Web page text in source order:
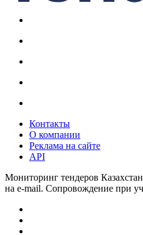
Контакты
О компании
Реклама на сайте
API
Мониторинг тендеров
на e-mail. Сопровождение при